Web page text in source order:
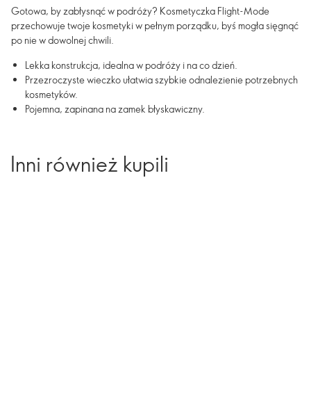
Gotowa, by zabłysnąć w podróży? Kosmetyczka Flight-Mode
przechowuje twoje kosmetyki w pełnym porządku, byś mogła sięgnąć
po nie w dowolnej chwili.
Lekka konstrukcja, idealna w podróży i na co dzień.
Przezroczyste wieczko ułatwia szybkie odnalezienie potrzebnych
kosmetyków.
Pojemna, zapinana na zamek błyskawiczny.
Inni również kupili